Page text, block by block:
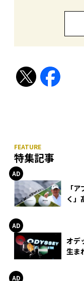
特集記事
「
く」
オデ
生ま